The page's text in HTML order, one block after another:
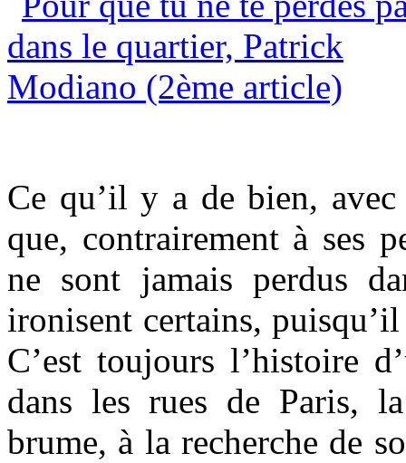
Ce qu’il y a de bien,
que, contrairement à ses
ne sont jamais perdus
ironisent certains,
C’est toujours l’histoire
dans les rues de Paris,
brume, à la recherche de